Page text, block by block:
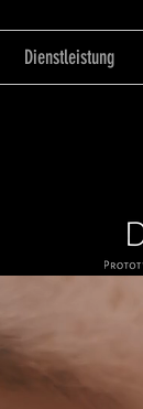
Dienstleistung